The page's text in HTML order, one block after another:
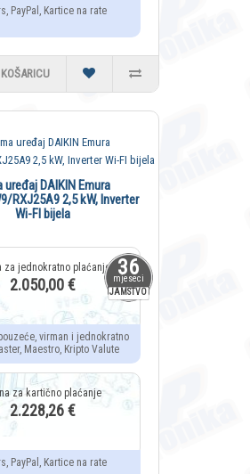
PayPal, Kartice na rate
36
mjeseci
JAMSTVO
uređaj DAIKIN Emura
RXJ25A9 2,5 kW, Inverter
Wi-FI bijela
2.050,00 €
virman i jednokratno
Maestro, Kripto Valute
2.228,26 €
PayPal, Kartice na rate